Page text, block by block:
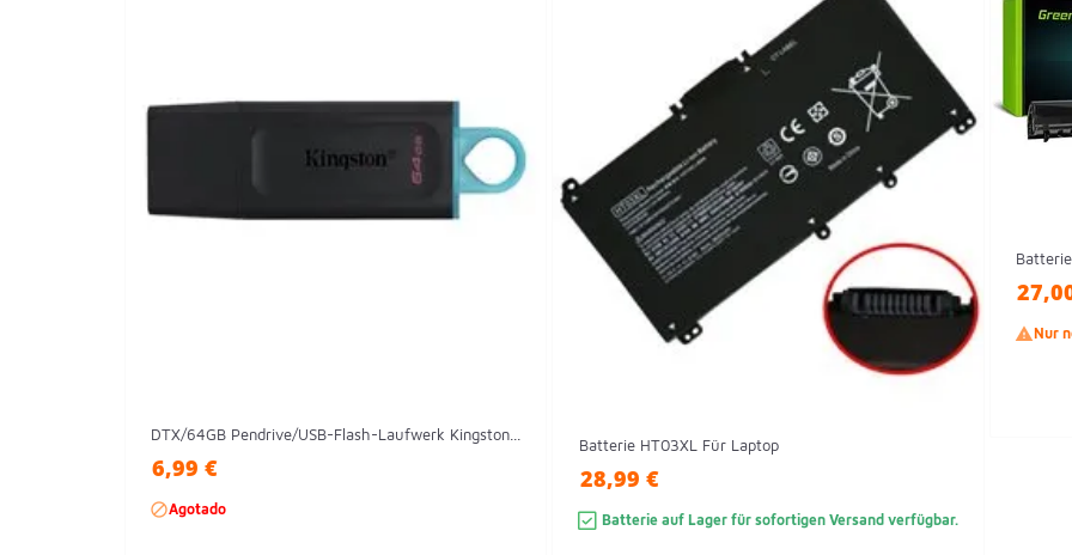
DTX/64GB Pendrive/USB-Flash-Laufwerk Kingston...
6,99 €
Agotado
Batterie HT03XL Für Laptop
28,99 €
Batterie auf Lager für sofortigen Versand verfügbar.
Nur